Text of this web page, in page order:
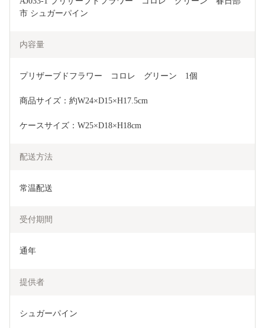
市 シュガーパイン
内容量
プリザーブドフラワー　コロレ　グリーン　1個
商品サイズ：約W24×D15×H17.5cm
ケースサイズ：W25×D18×H18cm
配送方法
常温配送
受付期間
通年
提供者
シュガーパイン